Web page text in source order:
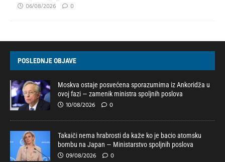
06/08/2026 0
POSLEDNJE OBJAVE
Moskva ostaje posvećena sporazumima iz Ankoridža u
ovoj fazi — zamenik ministra spoljnih poslova
10/08/2026 0
Takaiči nema hrabrosti da kaže ko je bacio atomsku
bombu na Japan — Ministarstvo spoljnih poslova
09/08/2026 0